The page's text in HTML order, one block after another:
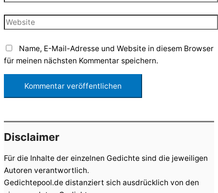
Mail-
Adresse*
Website
Name, E-Mail-Adresse und Website in diesem Browser
für meinen nächsten Kommentar speichern.
Disclaimer
Für die Inhalte der einzelnen Gedichte sind die jeweiligen
Autoren verantwortlich.
Gedichtepool.de distanziert sich ausdrücklich von den